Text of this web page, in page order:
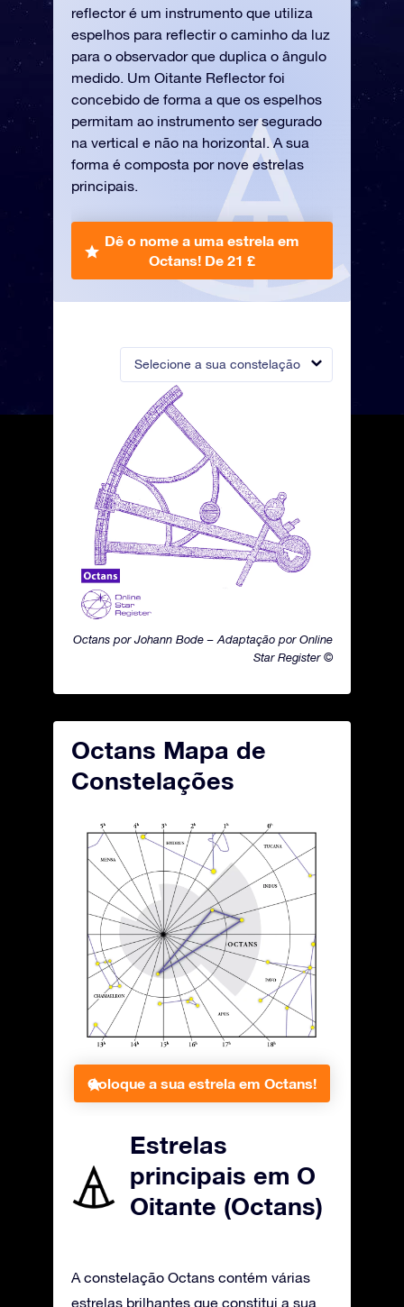
Selecione a sua constelação
Octans por Johann Bode – Adaptação por Online
Star Register ©
reflector é um instrumento que utiliza
espelhos para reflectir o caminho da luz
para o observador que duplica o ângulo
medido. Um Oitante Reflector foi
concebido de forma a que os espelhos
permitam ao instrumento ser segurado
na vertical e não na horizontal. A sua
forma é composta por nove estrelas
principais.
Dê o nome a uma estrela em
Octans! De 21 £
Octans Mapa de
Constelações
Coloque a sua estrela em Octans!
Estrelas
principais em O
Oitante (Octans)
A constelação Octans contém várias
estrelas brilhantes que constitui a sua